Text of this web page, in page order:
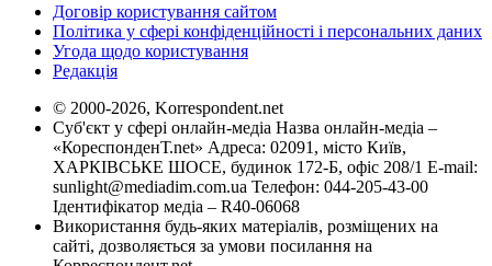
Договір користування сайтом
Політика у сфері конфіденційності і персональних даних
Угода щодо користування
Редакція
© 2000-2026, Korrespondent.net
Суб'єкт у сфері онлайн-медіа Назва онлайн-медіа –
«КореспонденТ.net» Адреса: 02091, місто Київ,
ХАРКІВСЬКЕ ШОСЕ, будинок 172-Б, офіс 208/1 E-mail:
sunlight@mediadim.com.ua Телефон: 044-205-43-00
Ідентифікатор медіа – R40-06068
Використання будь-яких матеріалів, розміщених на
сайті, дозволяється за умови посилання на